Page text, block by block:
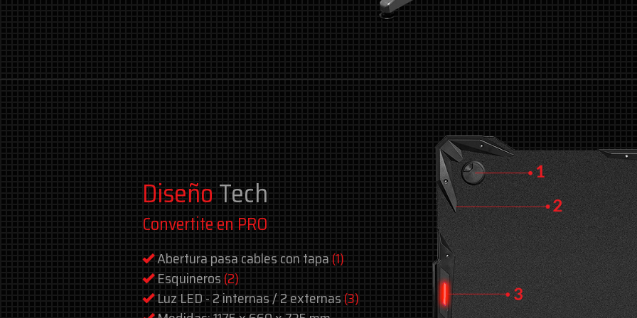
DiseñoTech
Convertite en PRO
Abertura pasa cables con tapa(1)
Esquineros(2)
Luz LED - 2 internas / 2 externas(3)